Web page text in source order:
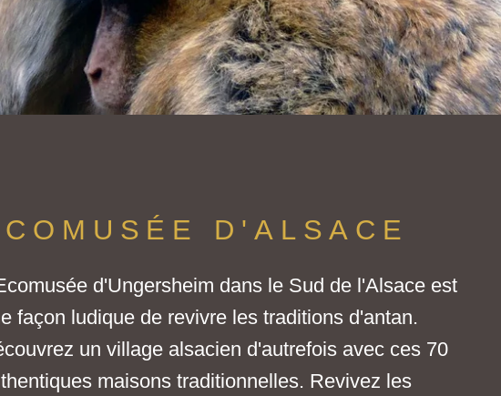
D'ALSACE
d'Ungersheim dans le Sud de l'Alsace est
façon ludique de revivre les traditions d'antan.
un village alsacien d'autrefois avec ces 70
maisons traditionnelles. Revivez les